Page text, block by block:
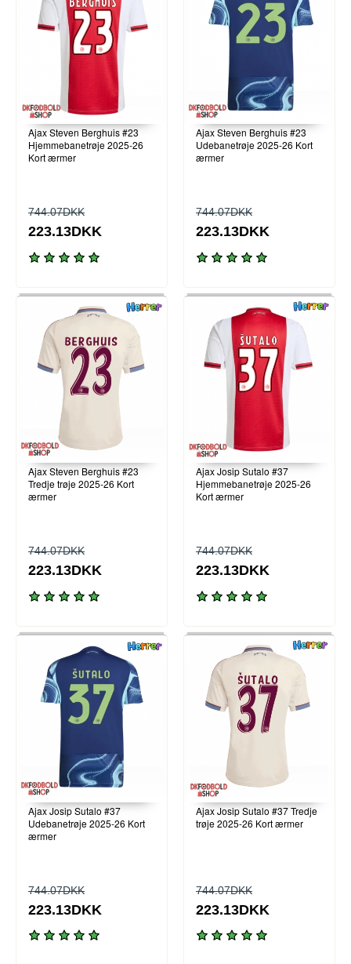
Ajax Steven Berghuis #23
Hjemmebanetrøje 2025-26
Kort ærmer
744.07DKK
223.13DKK
Ajax Steven Berghuis #23
Udebanetrøje 2025-26 Kort
ærmer
744.07DKK
223.13DKK
Ajax Steven Berghuis #23
Tredje trøje 2025-26 Kort
ærmer
744.07DKK
223.13DKK
Ajax Josip Sutalo #37
Hjemmebanetrøje 2025-26
Kort ærmer
744.07DKK
223.13DKK
Ajax Josip Sutalo #37
Udebanetrøje 2025-26 Kort
ærmer
744.07DKK
223.13DKK
Ajax Josip Sutalo #37 Tredje
trøje 2025-26 Kort ærmer
744.07DKK
223.13DKK